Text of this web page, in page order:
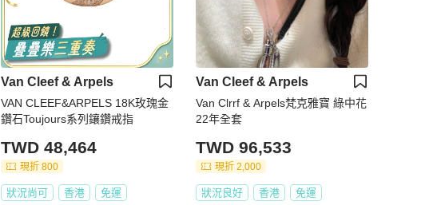
Van Cleef & Arpels
VAN CLEEF&ARPELS 18K玫瑰金
鑽石Toujours系列鑲鑽戒指
TWD 48,464
現折 800
狀況尚可 香港 免運
Van Cleef & Arpels
Van Clrrf & Arpels梵克雅寶 綠中花
22年全套
TWD 96,533
現折 2,000
狀況良好 香港 免運